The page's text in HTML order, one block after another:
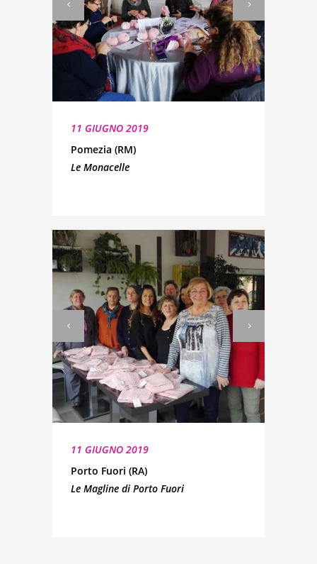
11 GIUGNO 2019
Pomezia (RM)
Le Monacelle
11 GIUGNO 2019
Porto Fuori (RA)
Le Magline di Porto Fuori